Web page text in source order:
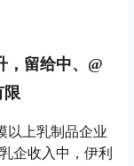
留给中、 @
限
以上乳制品企业
企收入中，伊利